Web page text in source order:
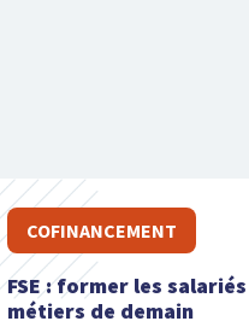
COFINANCEMENT
FSE : former les
métiers de demain